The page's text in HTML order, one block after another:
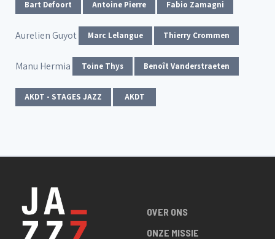
Bart Defoort Antoine Pierre Fabio Zamagni
Aurelien Guyot Marc Lelangue Thierry Crommen
Manu Hermia Toine Thys Benoît Vanderstraeten
AKDT - STAGES JAZZ AKDT
OVER ONS
ONZE MISSIE